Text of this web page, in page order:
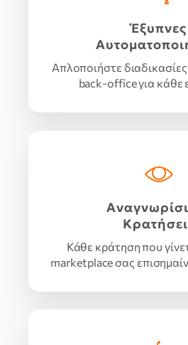
Έξυπνες
Απλοποιήστε
back-office για κάθε
Κάθε κράτηση που
marketplace σας